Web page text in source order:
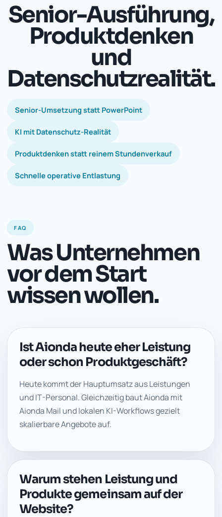
Senior-Ausführung,
Produktdenken
und
Datenschutzrealität.
Senior-Umsetzung statt PowerPoint
KI mit Datenschutz-Realität
Produktdenken statt reinem Stundenverkauf
Schnelle operative Entlastung
FAQ
Was Unternehmen
vor dem Start
wissen wollen.
Ist Aionda heute eher Leistung
oder schon Produktgeschäft?
Heute kommt der Hauptumsatz aus Leistungen
und IT-Personal. Gleichzeitig baut Aionda mit
Aionda Mail und lokalen KI-Workflows gezielt
skalierbare Angebote auf.
Warum stehen Leistung und
Produkte gemeinsam auf der
Website?